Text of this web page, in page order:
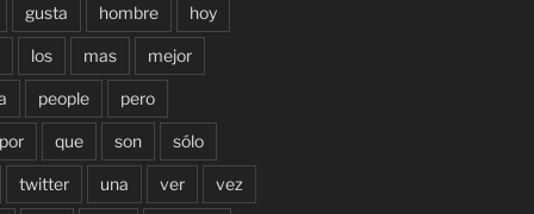
gusta hombre hoy
los mas mejor
people pero
que son sólo
twitter una ver vez